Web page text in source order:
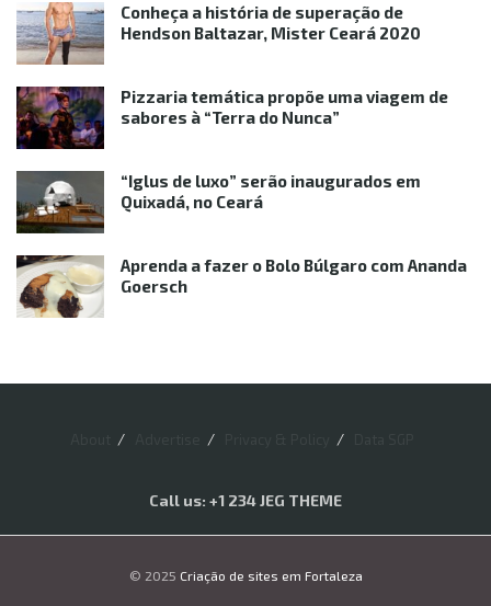
Conheça a história de superação de
Hendson Baltazar, Mister Ceará 2020
Pizzaria temática propõe uma viagem de
sabores à “Terra do Nunca”
“Iglus de luxo” serão inaugurados em
Quixadá, no Ceará
Aprenda a fazer o Bolo Búlgaro com Ananda
Goersch
Call us: +1 234 JEG THEME
© 2025 Criação de sites em Fortaleza